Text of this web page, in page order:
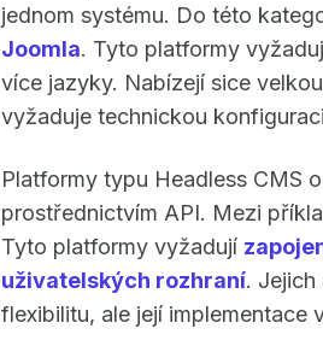
jednom systému. Do této
Joomla. Tyto platformy
více jazyky. Nabízejí sice
vyžaduje technickou
Platformy typu Headless CMS
prostřednictvím API. Mezi
Tyto platformy vyžadují
uživatelských rozhraní. Jejich
flexibilitu, ale její implementace